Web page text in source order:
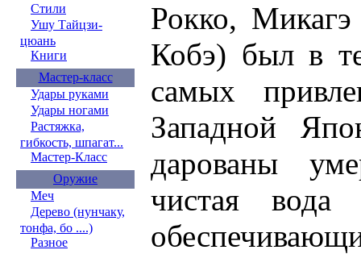
Стили
Ушу Тайцзи-
цюань
Книги
Мастер-класс
Удары руками
Удары ногами
Растяжка,
гибкость, шпагат...
Мастер-Класс
Оружие
Меч
Дерево (нунчаку,
тонфа, бо ....)
Разное
Рокко,
Кобэ) был в
самых
Западной
дарованы
чистая вода